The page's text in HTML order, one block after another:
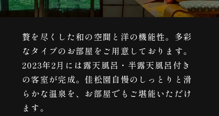
贅を尽くした和の空間と洋の機能性。多彩
なタイプのお部屋をご用意しております。
2023年2月には露天風呂・半露天風呂付き
の客室が完成。佳松園自慢のしっとりと滑
らかな温泉を、お部屋でもご堪能いただけ
ます。